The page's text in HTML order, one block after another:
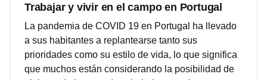
Trabajar y vivir en el campo en Portugal
La pandemia de COVID 19 en Portugal ha llevado
a sus habitantes a replantearse tanto sus
prioridades como su estilo de vida, lo que significa
que muchos están considerando la posibilidad de